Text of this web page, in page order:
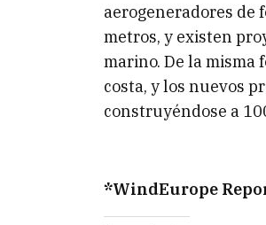
aerogeneradores de
metros, y existen
marino. De la misma
costa, y los nuevos
construyéndose a
*WindEurope